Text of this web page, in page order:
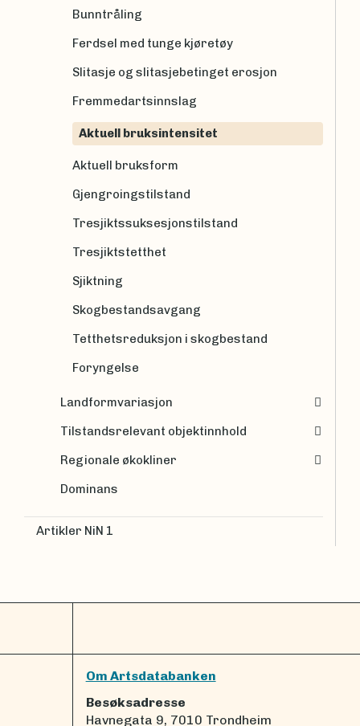
Bunntråling
Ferdsel med tunge kjøretøy
Slitasje og slitasjebetinget erosjon
Fremmedartsinnslag
Aktuell bruksintensitet
Aktuell bruksform
Gjengroingstilstand
Tresjiktssuksesjonstilstand
Tresjiktstetthet
Sjiktning
Skogbestandsavgang
Tetthetsreduksjon i skogbestand
Foryngelse
Landformvariasjon
Tilstandsrelevant objektinnhold
Regionale økokliner
Dominans
Artikler NiN 1
Om Artsdatabanken
Besøksadresse
Havnegata 9, 7010 Trondheim